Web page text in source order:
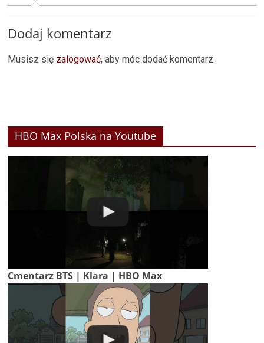
Dodaj komentarz
Musisz się zalogować, aby móc dodać komentarz.
HBO Max Polska na Youtube
Cmentarz BTS | Klara | HBO Max